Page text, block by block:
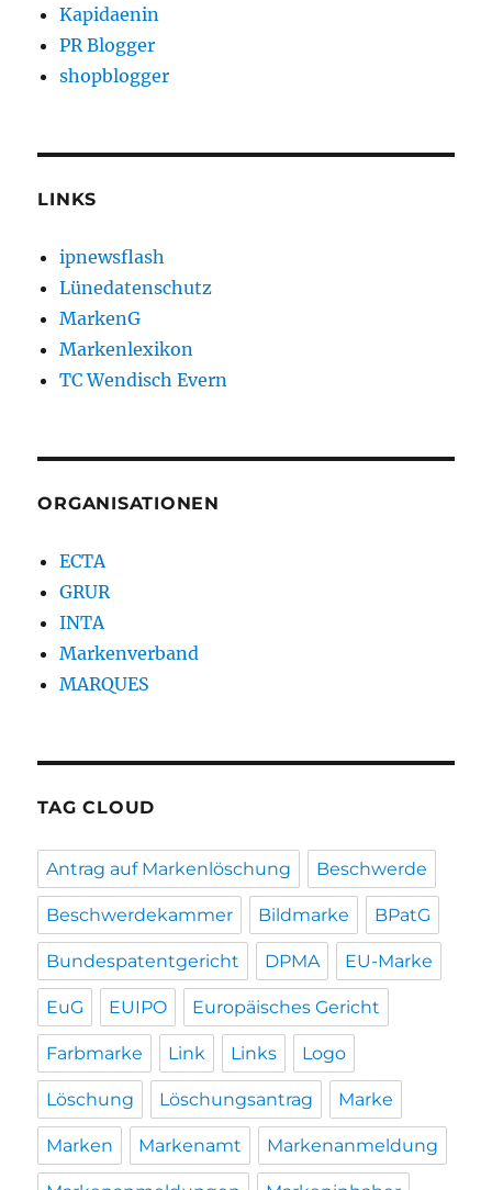
Kapidaenin
PR Blogger
shopblogger
LINKS
ipnewsflash
Lünedatenschutz
MarkenG
Markenlexikon
TC Wendisch Evern
ORGANISATIONEN
ECTA
GRUR
INTA
Markenverband
MARQUES
TAG CLOUD
Antrag auf Markenlöschung Beschwerde
Beschwerdekammer Bildmarke BPatG
Bundespatentgericht DPMA EU-Marke
EuG EUIPO Europäisches Gericht
Farbmarke Link Links Logo
Löschung Löschungsantrag Marke
Marken Markenamt Markenanmeldung